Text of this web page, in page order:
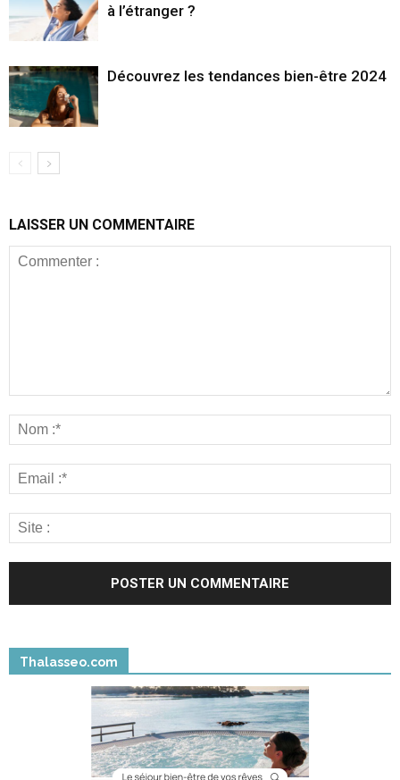
à l’étranger ?
Découvrez les tendances bien-être 2024
LAISSER UN COMMENTAIRE
Thalasseo.com